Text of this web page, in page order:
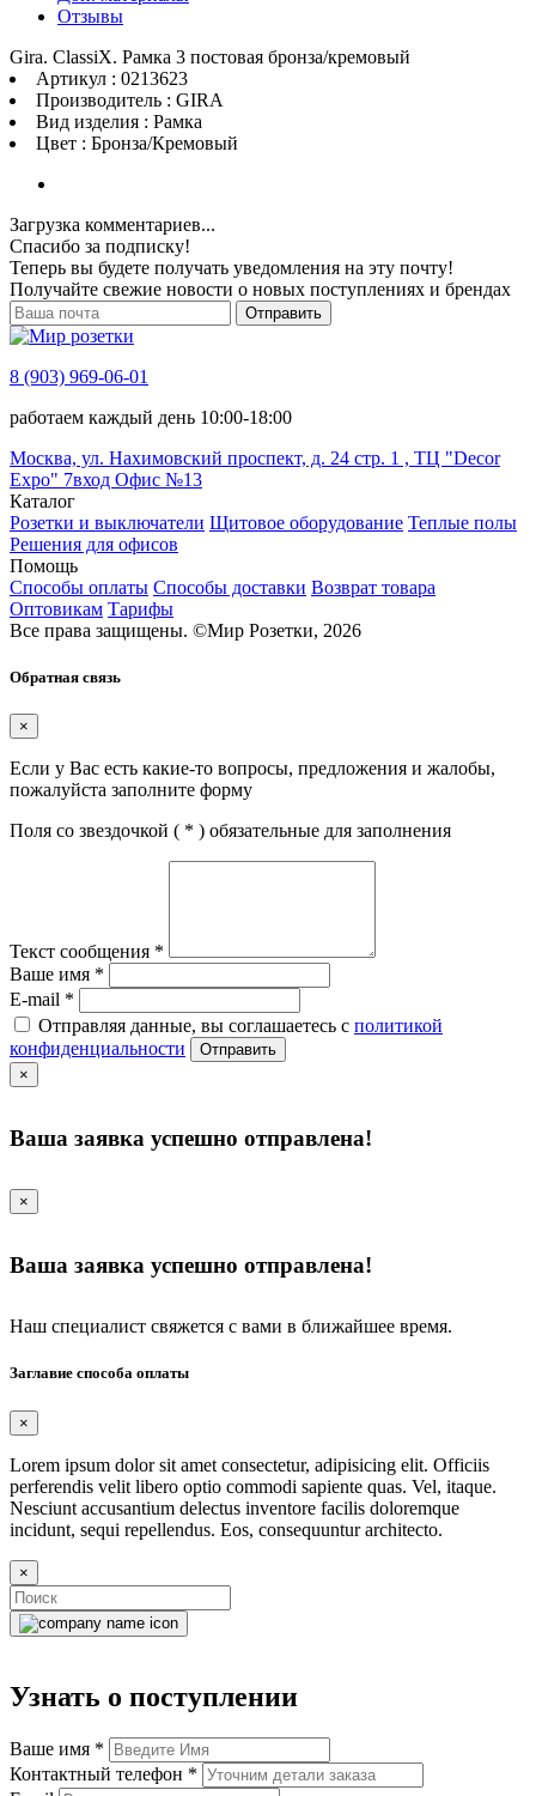
Отзывы
Gira. ClassiX. Рамка 3 постовая бронза/кремовый
Артикул : 0213623
Производитель : GIRA
Вид изделия : Рамка
Цвет : Бронза/Кремовый
Загрузка комментариев...
Спасибо за подписку!
Теперь вы будете получать уведомления на эту почту!
Получайте свежие новости о новых поступлениях и брендах
Отправить
8 (903) 969-06-01
работаем каждый день 10:00-18:00
Москва, ул. Нахимовский проспект, д. 24 стр. 1 , ТЦ "Decor
Expo" 7вход Офис №13
Каталог
Розетки и выключатели Щитовое оборудование Теплые полы
Решения для офисов
Помощь
Способы оплаты Способы доставки Возврат товара
Оптовикам Тарифы
Все права защищены. ©Мир Розетки, 2026
Обратная связь
×
Если у Вас есть какие-то вопросы, предложения и жалобы,
пожалуйста заполните форму
Поля со звездочкой ( * ) обязательные для заполнения
Текст сообщения *
Ваше имя *
E-mail *
Отправляя данные, вы соглашаетесь с политикой
конфиденциальности
Отправить
×
Ваша заявка успешно отправлена!
×
Ваша заявка успешно отправлена!
Наш специалист свяжется с вами в ближайшее время.
Заглавие способа оплаты
×
Lorem ipsum dolor sit amet consectetur, adipisicing elit. Officiis
perferendis velit libero optio commodi sapiente quas. Vel, itaque.
Nesciunt accusantium delectus inventore facilis doloremque
incidunt, sequi repellendus. Eos, consequuntur architecto.
×
Узнать о поступлении
Ваше имя *
Контактный телефон *